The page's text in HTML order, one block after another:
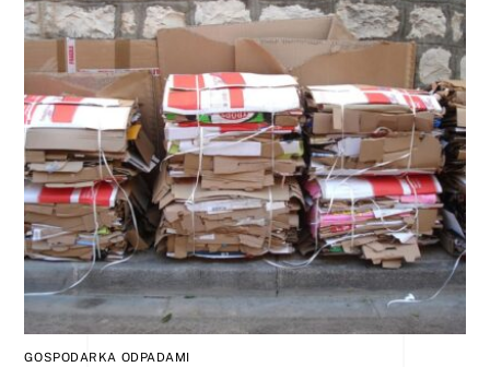
GOSPODARKA ODPADAMI